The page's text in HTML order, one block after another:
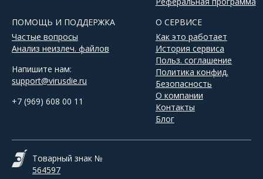
ПОМОЩЬ И ПОДДЕРЖКА
Частые вопросы
Анализ неизлеч. файлов
Напишите нам:
support@virusdie.ru
+7 (969) 608 00 11
О СЕРВИСЕ
Как это работает
История сервиса
Польз. соглашение
Политика конфид.
Безопасность
О компании
Контакты
Блог
Товарный знак №
564597